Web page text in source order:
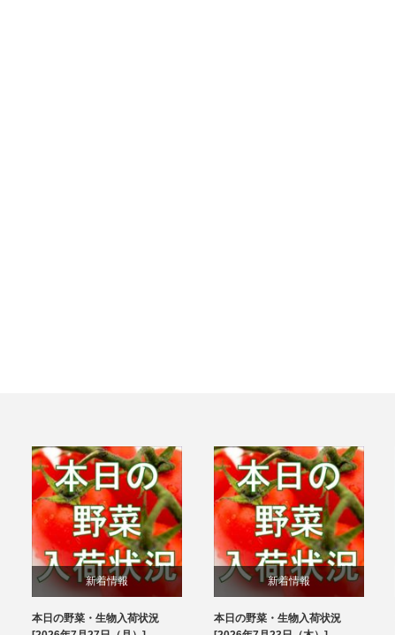
新着情報
ブログ
本日の野菜・生物入荷状況
新着情報
ブログ
本日の野菜・生物入荷状況